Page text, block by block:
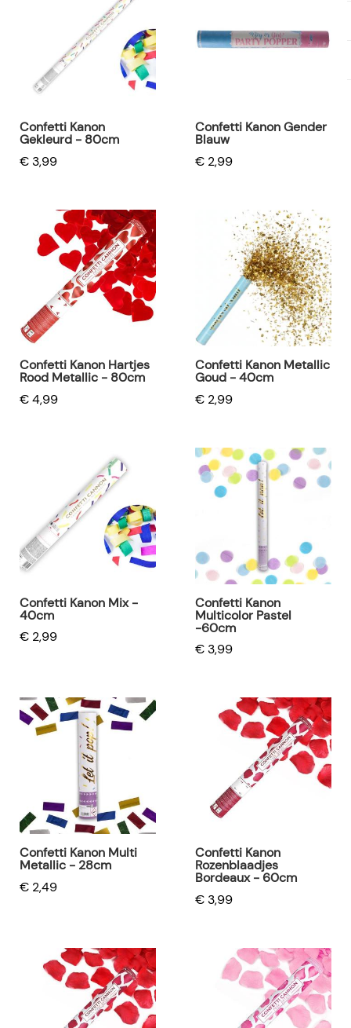
Confetti Kanon
Gekleurd - 80cm
€ 3,99
Confetti Kanon Gender
Blauw
€ 2,99
Confetti Kanon Hartjes
Rood Metallic - 80cm
€ 4,99
Confetti Kanon Metallic
Goud - 40cm
€ 2,99
Confetti Kanon Mix -
40cm
€ 2,99
Confetti Kanon
Multicolor Pastel
-60cm
€ 3,99
Confetti Kanon Multi
Metallic - 28cm
€ 2,49
Confetti Kanon
Rozenblaadjes
Bordeaux - 60cm
€ 3,99